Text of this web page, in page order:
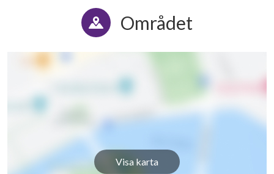
Området
Visa karta